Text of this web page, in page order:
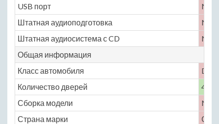
USB порт
No
Штатная аудиоподготовка
No
Штатная аудиосистема с CD
No
Общая информация
Класс автомобиля
D
Количество дверей
4
Сборка модели
No
Страна марки